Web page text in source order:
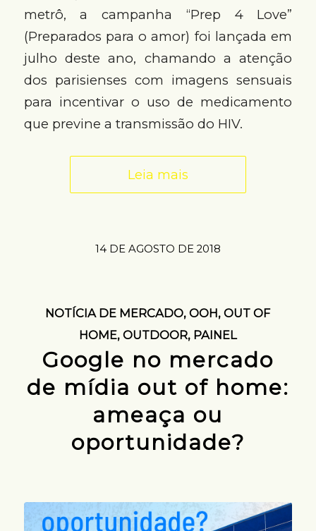
metrô, a campanha “Prep 4 Love”
(Preparados para o amor) foi lançada em
julho deste ano, chamando a atenção
dos parisienses com imagens sensuais
para incentivar o uso de medicamento
que previne a transmissão do HIV.
Leia mais
14 DE AGOSTO DE 2018
NOTÍCIA DE MERCADO,OOH,OUT OF
HOME, OUTDOOR, PAINEL
Google no mercado
de mídia out of home:
ameaça ou
oportunidade?